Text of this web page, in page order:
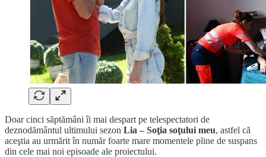
Doar cinci săptămâni îi mai despart pe telespectatori de
deznodământul ultimului sezon Lia – Soţia soţului meu, astfel că
aceştia au urmărit în număr foarte mare momentele pline de suspans
din cele mai noi episoade ale proiectului.